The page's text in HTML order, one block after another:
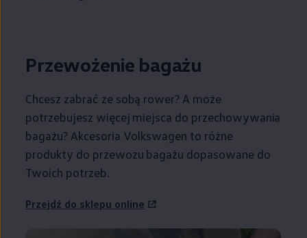
Przewożenie bagażu
Chcesz zabrać ze sobą rower? A może
potrzebujesz więcej miejsca do przechowywania
bagażu? Akcesoria Volkswagen to różne
produkty do przewozu bagażu dopasowane do
Twoich potrzeb.
Przejdź do sklepu online